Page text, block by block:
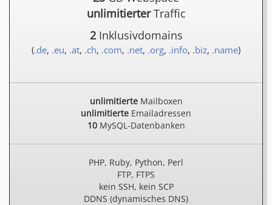
unlimitierterTraffic
2Inklusivdomains
(.de, .eu, .at, .ch, .com, .net, .org, .info, .biz, .name)
unlimitierteMailboxen
unlimitierte Emailadressen
10MySQL-Datenbanken
PHP, Ruby, Python, Perl
FTP, FTPS
kein SSH, kein SCP
DDNS (dynamisches DNS)